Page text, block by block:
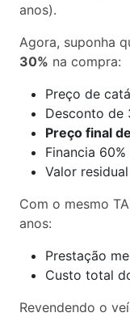
anos).
Agora, suponha
30% na compra:
Preço de
Desconto de
Preço final
Financia
Valor
Com o mesmo
anos:
Prestação
Custo total
Revendendo o